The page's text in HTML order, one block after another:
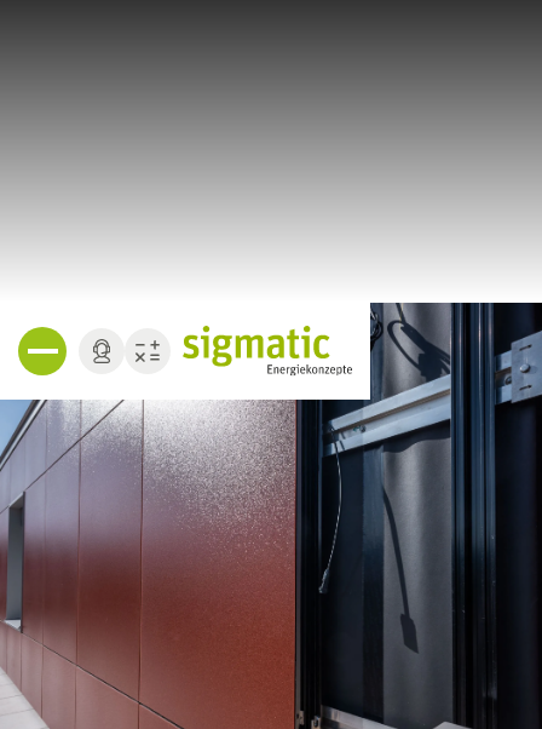
Mehr als eine Fassade:
Gebäudehülle,
Energieerzeugung und Design
in einem System